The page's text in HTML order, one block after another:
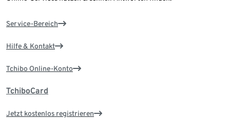
Service-Bereich
Hilfe & Kontakt
Tchibo Online-Konto
TchiboCard
Jetzt kostenlos registrieren